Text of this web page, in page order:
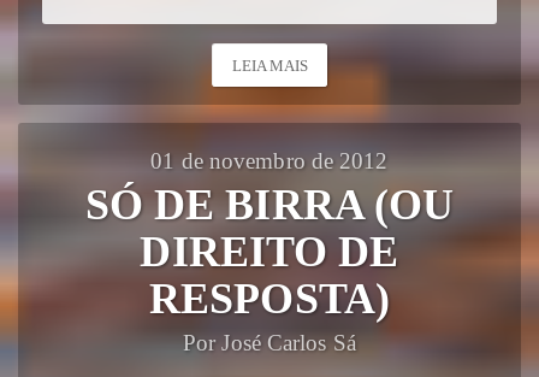
LEIA MAIS
01 de novembro de 2012
SÓ DE BIRRA (OU
DIREITO DE
RESPOSTA)
Por José Carlos Sá